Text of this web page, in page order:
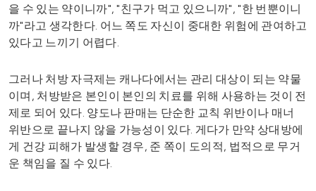
을 수 있는 약이니까", "친구가 먹고 있으니까", "한 번뿐이니
까"라고 생각한다. 어느 쪽도 자신이 중대한 위험에 관여하고
있다고 느끼기 어렵다.
그러나 처방 자극제는 캐나다에서는 관리 대상이 되는 약물
이며, 처방받은 본인이 본인의 치료를 위해 사용하는 것이 전
제로 되어 있다. 양도나 판매는 단순한 교칙 위반이나 매너
위반으로 끝나지 않을 가능성이 있다. 게다가 만약 상대방에
게 건강 피해가 발생할 경우, 준 쪽이 도의적, 법적으로 무거
운 책임을 질 수 있다.